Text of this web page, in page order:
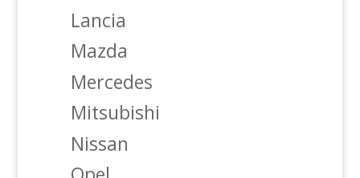
Lancia
Mazda
Mercedes
Mitsubishi
Nissan